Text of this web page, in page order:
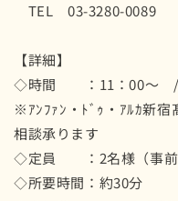
TEL 03-3280-0089
【詳細】
◇時間 ：11：00～
※ｱﾝﾌｧﾝ・ﾄﾞｩ・ｱﾙｶ新宿
相談承ります
◇定員 ：2名様（事前
◇所要時間：約30分